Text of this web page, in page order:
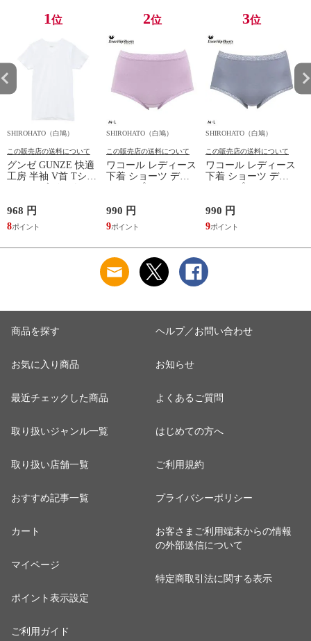
1位
SHIROHATO（白鳩）
この販売店の送料について
グンゼ GUNZE 快適
工房 半袖 V首 Tシャ
ツ メンズ インナー
本製 抗菌防臭
968 円
8
2位
SHIROHATO（白鳩）
この販売店の送料について
ワコール レディース
下着 ショーツ ディ
アヒップショーツ
スタンダード ノーマ
ルショーツ ML
Wacoal
990 円
9
3位
SHIROHATO（白鳩）
この販売店の送料について
ワコール レディース
下着 ショーツ ディ
アヒップショーツ
スタンダード ノーマ
ルショーツ ML
Wacoal
990 円
9
商品を探す
お気に入り商品
最近チェックした商品
取り扱いジャンル一覧
取り扱い店舗一覧
おすすめ記事一覧
カート
マイページ
ポイント表示設定
ご利用ガイド
ヘルプ／お問い合わせ
お知らせ
よくあるご質問
はじめての方へ
ご利用規約
プライバシーポリシー
お客さまご利用端末からの情報
の外部送信について
特定商取引法に関する表示